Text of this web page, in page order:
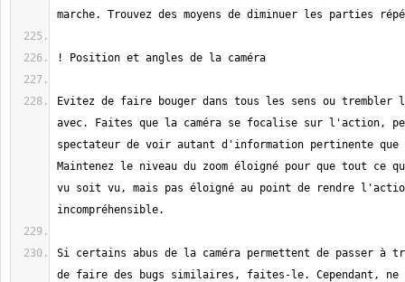
Evitez de faire bouger dans tous les sens ou trembler
avec. Faites que la caméra se focalise sur l'action,
spectateur de voir autant d'information pertinente que
Maintenez le niveau du zoom éloigné pour que tout ce
vu soit vu, mais pas éloigné au point de rendre
Si certains abus de la caméra permettent de passer à
de faire des bugs similaires, faites-le. Cependant, ne